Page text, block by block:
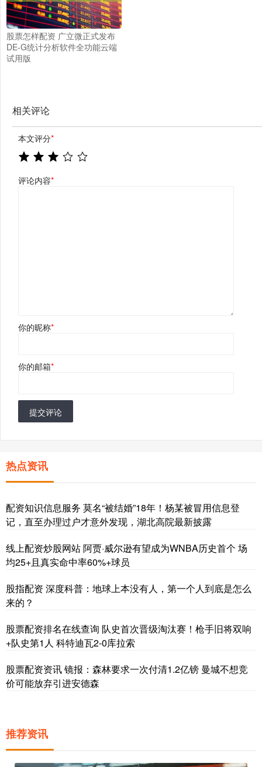
股票怎样配资 广立微正式发布
DE-G统计分析软件全功能云端
试用版
相关评论
本文评分*
评论内容*
你的昵称*
你的邮箱*
提交评论
热点资讯
配资知识信息服务 莫名“被结婚”18年！杨某被冒用信息登
记，直至办理过户才意外发现，湖北高院最新披露
线上配资炒股网站 阿贾·威尔逊有望成为WNBA历史首个 场
均25+且真实命中率60%+球员
股指配资 深度科普：地球上本没有人，第一个人到底是怎么
来的？
股票配资排名在线查询 队史首次晋级淘汰赛！枪手旧将双响
+队史第1人 科特迪瓦2-0库拉索
股票配资资讯 镜报：森林要求一次付清1.2亿镑 曼城不想竞
价可能放弃引进安德森
推荐资讯